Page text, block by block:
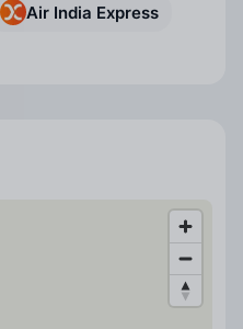
Air India Express